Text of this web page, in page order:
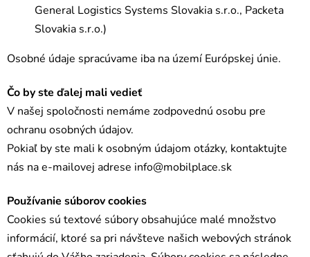
General Logistics Systems Slovakia s.r.o., Packeta
Slovakia s.r.o.)
Osobné údaje spracúvame iba na území Európskej únie.
Čo by ste ďalej mali vedieť
V našej spoločnosti nemáme zodpovednú osobu pre
ochranu osobných údajov.
Pokiaľ by ste mali k osobným údajom otázky, kontaktujte
nás na e-mailovej adrese info@mobilplace.sk
Používanie súborov cookies
Cookies sú textové súbory obsahujúce malé množstvo
informácií, ktoré sa pri návšteve našich webových stránok